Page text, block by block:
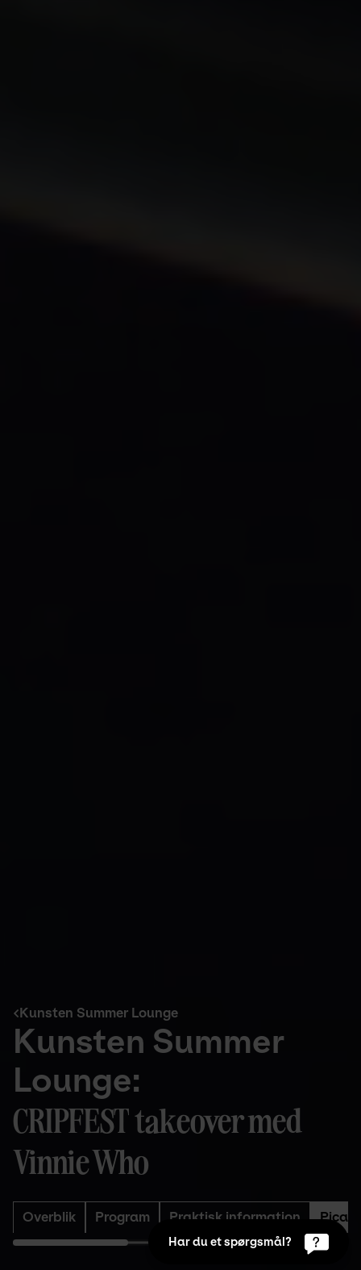
Kunsten Summer Lounge
Kunsten Summer
Lounge:
CRIPFEST takeover med
Vinnie Who
Overblik Program Praktisk information
Har du et spørgsmål?